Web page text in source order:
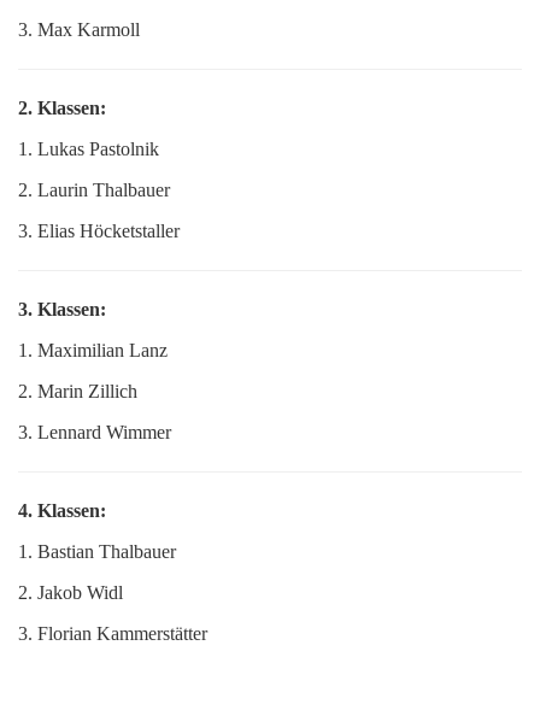
3. Max Karmoll
2. Klassen:
1. Lukas Pastolnik
2. Laurin Thalbauer
3. Elias Höcketstaller
3. Klassen:
1. Maximilian Lanz
2. Marin Zillich
3. Lennard Wimmer
4. Klassen:
1. Bastian Thalbauer
2. Jakob Widl
3. Florian Kammerstätter